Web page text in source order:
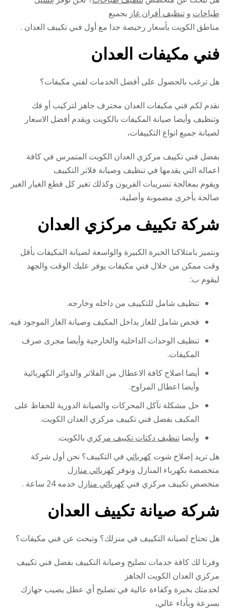
طباخات وتنظيف أفران غاز بجميع
مناطق الكويت بأسعار رخيصة جدا مع أول فني تكييف العدان .
فني مكيفات العدان
هل ترغب بالحصول على أفضل الخدمات لفني مكيفات؟
نقدم لكم فني مكيفات العدان محترف جاهز لتركيب أو فك
وتنظيف وأيضا صيانة المكيفات بالكويت ويقدم أفضل الاسعار
لصيانة جميع انواع التكييفات،
بفضل فني تكييف مركزي العدان الكويت المتمرس في كافة
اعماله التي يقدمها في تنظيف وصيانة فلاتر التكييف
ويقوم بمعالجة تسريبات الفريون وكذلك تغير كل قطع الغيار الغير
صالحة بأخرى مضمونة وأصلية،
شركة تكييف مركزي العدان
ونتميز بامتلاكنا الخبرة الكبيرة والواسعة لصيانة المكيفات بأقل
وقت ممكن من خلال فني مكيفات يوفر عليك الوقت والجهد
ليقوم ب:
تنظيف شامل للتكييف من داخله وخارجه.
فحص شامل للغاز بداخل المكيف وصيانة الغاز الموجود فيه.
تنظيف الوحدات الداخلية والخارجية وأيضا مجرى صرف
المكيفات.
أيضا اصلاح كافة الاعطال من الفلاتر والدوائر الكهربائية
وأيضا اعطال المراوح.
حل مشكلة تآكل المحركات والصيانة الدورية للحفاظ على
المكيف بفضل فني تكييف مركزي العدان الكويت.
وأيضاتنظيف دكتات تكييف مركزي بالكويت.
هل تريد إصلاح شوتكهربائي في التكييف؟ نحن أول شركة
متخصصة بكهرباء المنازل ونوفركهربائي منازل
متخصص تكييف مركزي فنيكهربائي منازل خدمه 24 ساعة .
شركة صيانة تكييف العدان
هل تحتاج لصيانة التكييف في منزلك؟ وتبحث عن فني مكيفات؟
وفرنا لك كافة خدمات تصليح وصيانة التكييف بفضل فني تكييف
مركزي العدان الكويت الجاهز
لخدمتك بخبرة وكفاءة عالية في تصليح أي عطل يصيب جهازك
بسرعة وبأداء عالي،